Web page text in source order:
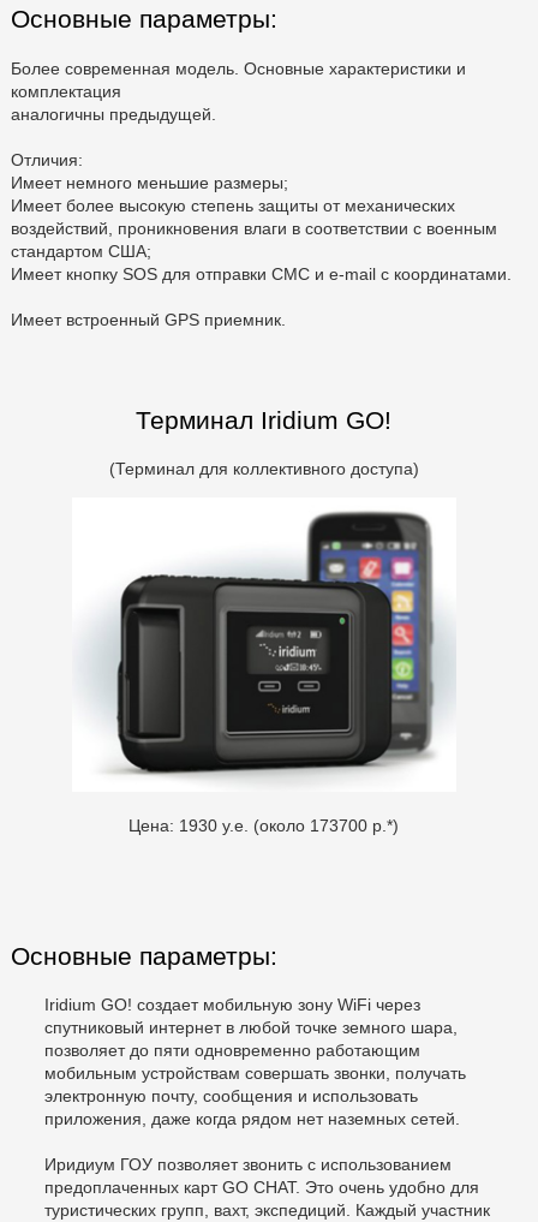
Основные параметры:
Более современная модель. Основные характеристики и
комплектация
аналогичны предыдущей.
Отличия:
Имеет немного меньшие размеры;
Имеет более высокую степень защиты от механических
воздействий, проникновения влаги в соответствии с военным
стандартом США;
Имеет кнопку SOS для отправки СМС и e-mail с координатами.
Имеет встроенный GPS приемник.
Терминал Iridium GO!
(Терминал для коллективного доступа)
Цена: 1930 у.е. (около 173700 р.*)
Основные параметры:
Iridium GO! создает мобильную зону WiFi через
спутниковый интернет в любой точке земного шара,
позволяет до пяти одновременно работающим
мобильным устройствам совершать звонки, получать
электронную почту, сообщения и использовать
приложения, даже когда рядом нет наземных сетей.
Иридиум ГОУ позволяет звонить с использованием
предоплаченных карт GO CHAT. Это очень удобно для
туристических групп, вахт, экспедиций. Каждый участник